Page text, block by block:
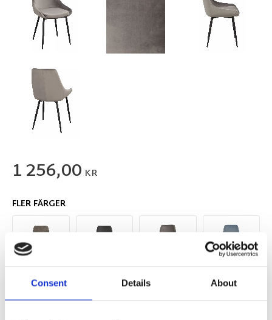
Consent Details About
1 256,00 KR
FLER FÄRGER